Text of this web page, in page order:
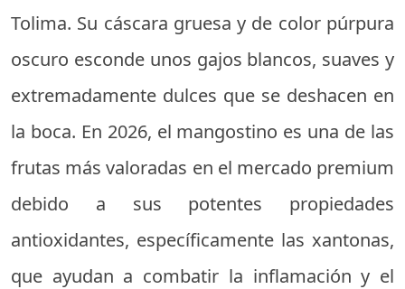
Tolima. Su cáscara gruesa y de color púrpura
oscuro esconde unos gajos blancos, suaves y
extremadamente dulces que se deshacen en
la boca. En 2026, el mangostino es una de las
frutas más valoradas en el mercado premium
debido a sus potentes propiedades
antioxidantes, específicamente las xantonas,
que ayudan a combatir la inflamación y el